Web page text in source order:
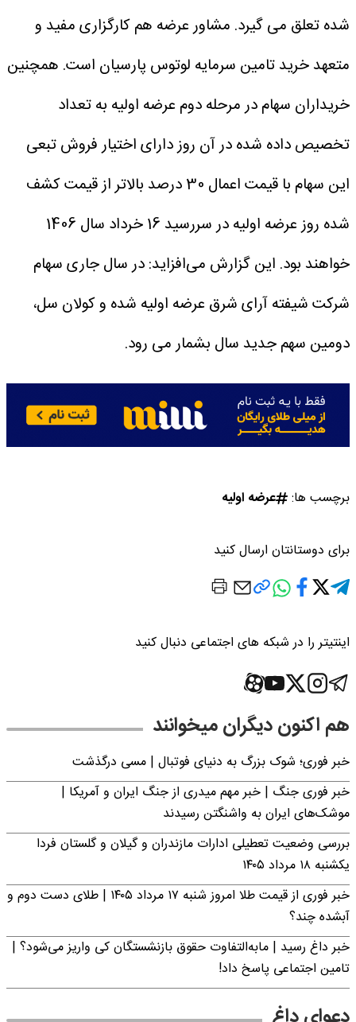
شده تعلق می گیرد. مشاور عرضه هم کارگزاری مفید و
متعهد خرید تامین سرمایه لوتوس پارسیان است. همچنین
ﺧﺮﯾﺪاران ﺳﻬﺎم در ﻣﺮﺣﻠﻪ دوم ﻋﺮﺿﻪ اوﻟﯿﻪ ﺑﻪ ﺗﻌﺪاد
ﺗﺨﺼﯿﺺ داده ﺷﺪه در آن روز دارای اﺧﺘﯿﺎر ﻓﺮوش تبعی
اﯾﻦ ﺳﻬﺎم با قیمت اعمال 30 درصد بالاتر از قیمت کشف
شده روز عرضه اولیه در سررسید 16 خرداد سال 1406
ﺧﻮاﻫﻨﺪ ﺑﻮد. این گزارش می‌افزاید: در سال جاری سهام
شرکت شیفته آرای شرق عرضه اولیه شده و کولان سل،
دومین سهم جدید سال بشمار می رود.
برچسب ها: عرضه اولیه
برای دوستانتان ارسال کنید
اینتیتر را در شبکه های اجتماعی دنبال کنید
هم اکنون دیگران میخوانند
خبر فوری؛‌ شوک بزرگ به دنیای فوتبال | مسی درگذشت
خبر فوری جنگ | خبر مهم میدری از جنگ ایران و آمریکا |
موشک‌های ایران به واشنگتن رسیدند
بررسی وضعیت تعطیلی ادارات مازندران و گیلان و گلستان فردا
یکشنبه ۱۸ مرداد ۱۴۰۵
خبر فوری از قیمت طلا امروز شنبه ۱۷ مرداد ۱۴۰۵ | طلای دست دوم و
آبشده چند؟
خبر داغ رسید | مابه‌التفاوت حقوق بازنشستگان کی واریز می‌شود؟ |
تامین اجتماعی پاسخ داد!